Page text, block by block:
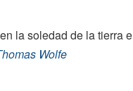
la soledad de la tierra
Wolfe